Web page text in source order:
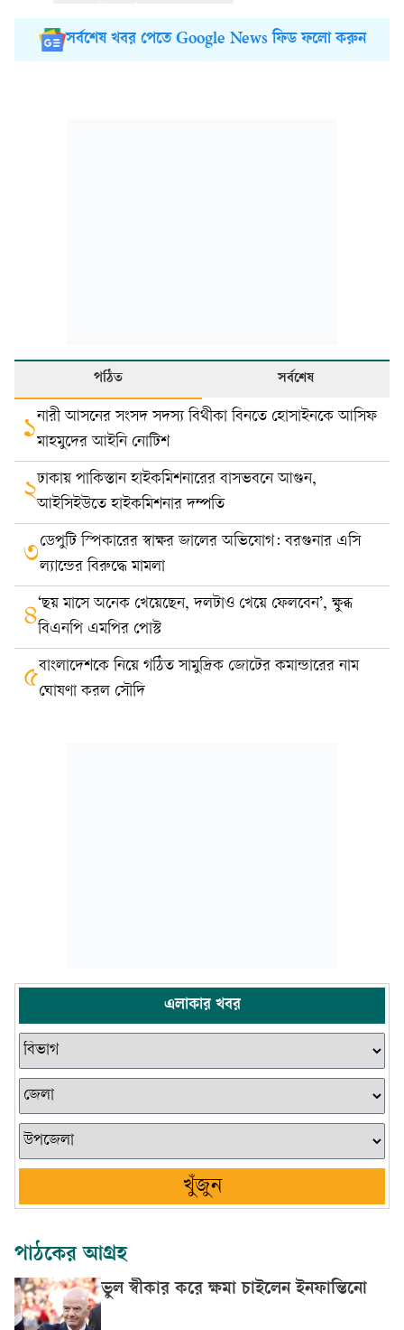
সর্বশেষ খবর পেতে Google News ফিড ফলো করুন
পঠিত সর্বশেষ
১নারী আসনের সংসদ সদস্য বিথীকা বিনতে হোসাইনকে আসিফ
মাহমুদের আইনি নোটিশ
২ঢাকায় পাকিস্তান হাইকমিশনারের বাসভবনে আগুন,
আইসিইউতে হাইকমিশনার দম্পতি
৩ডেপুটি স্পিকারের স্বাক্ষর জালের অভিযোগ: বরগুনার এসি
ল্যান্ডের বিরুদ্ধে মামলা
৪‘ছয় মাসে অনেক খেয়েছেন, দলটাও খেয়ে ফেলবেন’, ক্ষুব্ধ
বিএনপি এমপির পোস্ট
৫বাংলাদেশকে নিয়ে গঠিত সামুদ্রিক জোটের কমান্ডারের নাম
ঘোষণা করল সৌদি
এলাকার খবর
খুঁজুন
পাঠকের আগ্রহ
ভুল স্বীকার করে ক্ষমা চাইলেন ইনফান্তিনো